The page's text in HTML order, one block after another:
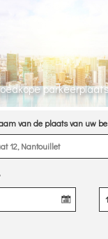
van de plaats van uw